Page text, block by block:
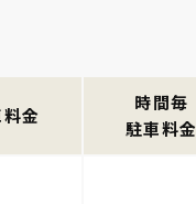
金
時間毎
駐車料金